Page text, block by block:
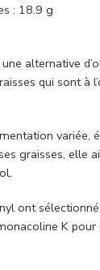
: 18.9 g
alternative
qui sont à
variée,
graisses, elle
ont
K pour